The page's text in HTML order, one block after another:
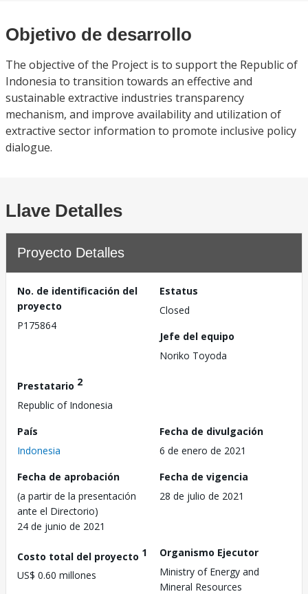
Objetivo de desarrollo
The objective of the Project is to support the Republic of
Indonesia to transition towards an effective and
sustainable extractive industries transparency
mechanism, and improve availability and utilization of
extractive sector information to promote inclusive policy
dialogue.
Llave Detalles
Proyecto Detalles
No. de identificación del
proyecto
P175864
Estatus
Closed
Jefe del equipo
Noriko Toyoda
Prestatario 2
Republic of Indonesia
País
Indonesia
Fecha de divulgación
6 de enero de 2021
Fecha de aprobación
(a partir de la presentación
ante el Directorio)
24 de junio de 2021
Fecha de vigencia
28 de julio de 2021
Costo total del proyecto 1
US$ 0.60 millones
Organismo Ejecutor
Ministry of Energy and
Mineral Resources